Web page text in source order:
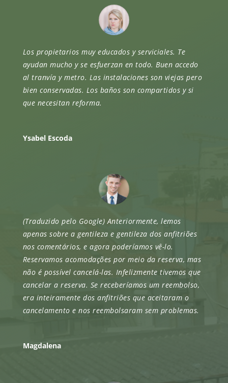
Los propietarios muy educados y serviciales. Te
ayudan mucho y se esfuerzan en todo. Buen accedo
al tranvía y metro. Las instalaciones son viejas pero
bien conservadas. Los baños son compartidos y si
que necesitan reforma.
Ysabel Escoda
(Traduzido pelo Google) Anteriormente, lemos
apenas sobre a gentileza e gentileza dos anfitriões
nos comentários, e agora poderíamos vê-lo.
Reservamos acomodações por meio da reserva, mas
não é possível cancelá-las. Infelizmente tivemos que
cancelar a reserva. Se receberíamos um reembolso,
era inteiramente dos anfitriões que aceitaram o
cancelamento e nos reembolsaram sem problemas.
Magdalena